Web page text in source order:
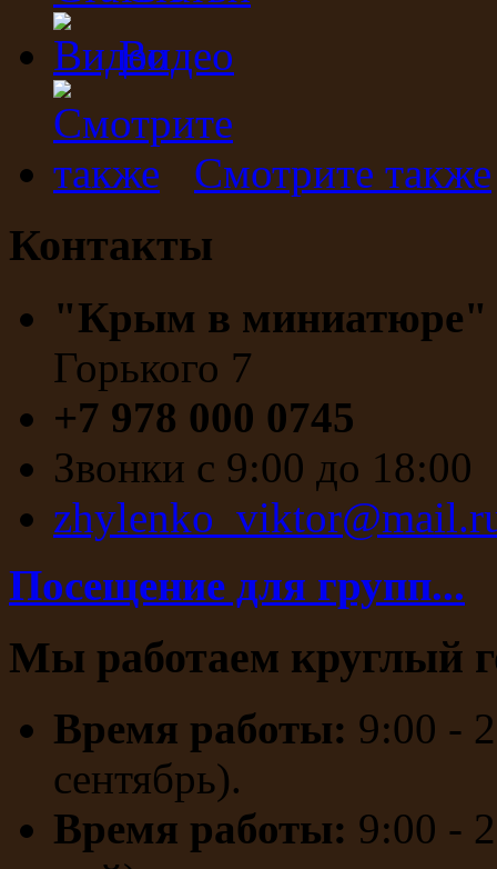
Видео
Смотрите также
Контакты
"Крым в
Горького 7
+7 978 000 0745
Звонки с 9:00 до 18:00
Посещение для групп...
Мы работаем круглый
Время работы: 9:00 -
сентябрь).
Время работы: 9:00 -